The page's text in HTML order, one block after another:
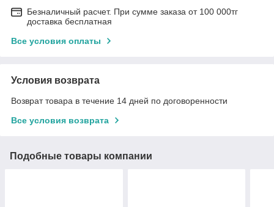
Безналичный расчет. При сумме заказа от 100 000тг
доставка бесплатная
Все условия оплаты
Условия возврата
Возврат товара в течение 14 дней по договоренности
Все условия возврата
Подобные товары компании